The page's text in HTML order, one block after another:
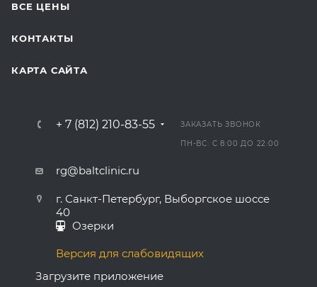
ВСЕ ЦЕНЫ
КОНТАКТЫ
КАРТА САЙТА
+ 7 (812) 210-83-55 ЗАКАЗАТЬ ЗВОНОК
ПН-ВС: С 8:00 ДО 22:00
rg@baltclinic.ru
г. Санкт-Петербург, Выборгское шоссе
40
Озерки
Версия для слабовидящих
Загрузите приложение